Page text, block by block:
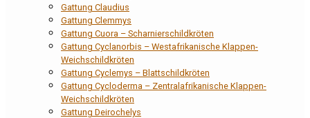
Gattung Claudius
Gattung Clemmys
Gattung Cuora – Scharnierschildkröten
Gattung Cyclanorbis – Westafrikanische Klappen-
Weichschildkröten
Gattung Cyclemys – Blattschildkröten
Gattung Cycloderma – Zentralafrikanische Klappen-
Weichschildkröten
Gattung Deirochelys